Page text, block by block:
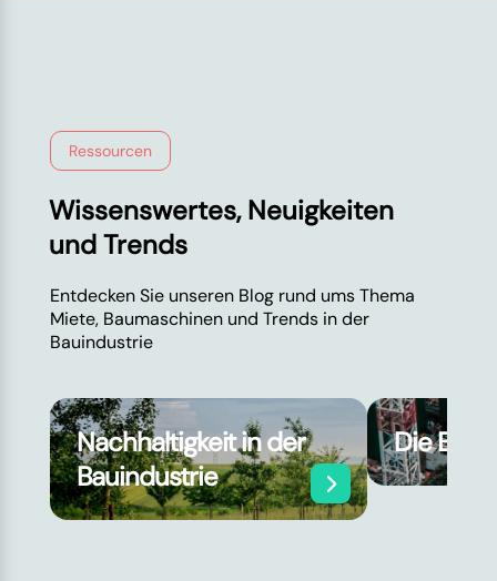
Ressourcen
Wissenswertes, Neuigkeiten
und Trends
Entdecken Sie unseren Blog rund ums Thema
Miete, Baumaschinen und Trends in der
Bauindustrie
Nachhaltigkeit in der
Bauindustrie
Die